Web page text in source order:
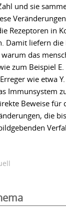
und sie
Rezeptoren in
Damit liefern die
das
zum Beispiel
wie etwa
Immunsystem
Beweise für
die